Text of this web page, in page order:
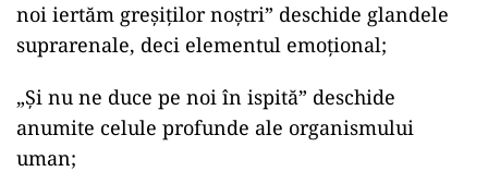
noi iertăm greşiţilor noştri” deschide glandele
suprarenale, deci elementul emoțional;
„Şi nu ne duce pe noi în ispită” deschide
anumite celule profunde ale organismului
uman;